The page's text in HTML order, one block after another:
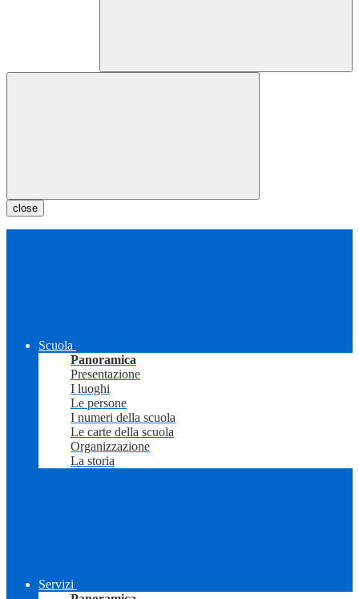
close
Scuola
Panoramica
Presentazione
I luoghi
Le persone
I numeri della scuola
Le carte della scuola
Organizzazione
La storia
Servizi